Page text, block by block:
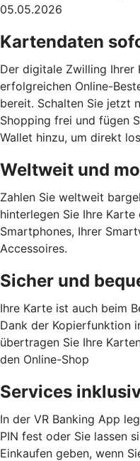
05.05.2026
Kartendaten
Der digitale Zwilling
erfolgreichen Online-
bereit. Schalten Sie jetzt
Shopping frei und fügen
Wallet hinzu, um direkt
Weltweit und
Zahlen Sie weltweit
hinterlegen Sie Ihre
Smartphones, Ihrer
Accessoires.
Sicher und
Ihre Karte ist auch beim
Dank der Kopierfunktion
übertragen Sie Ihre
den Online-Shop
Services
In der VR Banking App
PIN fest oder Sie lassen
Einkaufen geben, wenn